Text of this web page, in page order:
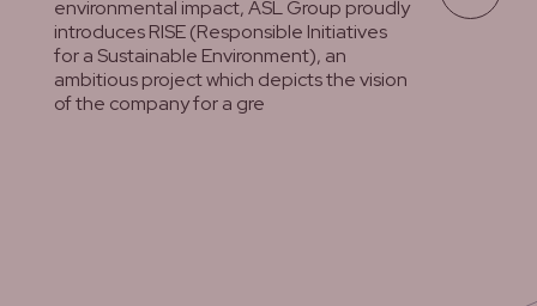
environmental impact, ASL Group proudly
introduces RISE (Responsible Initiatives
for a Sustainable Environment), an
ambitious project which depicts the vision
of the company for a gre